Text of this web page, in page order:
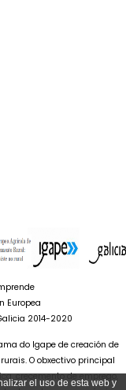
el uso de esta web y
Europea
2014-2020
do Igape de creación de
O obxectivo principal
crecemento de emprego,